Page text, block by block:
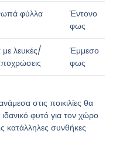
φύλλα
Έντονο
φως
λευκές/
Έμμεσο
φως
στις ποικιλίες θα
φυτό για τον χώρο
κατάλληλες συνθήκες